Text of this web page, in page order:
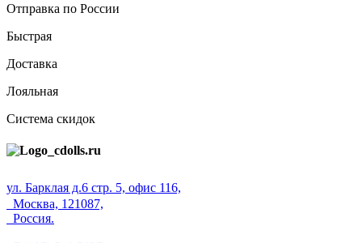
Отправка по России
Быстрая
Доставка
Лояльная
Система скидок
ул. Барклая д.6 стр. 5, офис 116,
Москва, 121087,
Россия.